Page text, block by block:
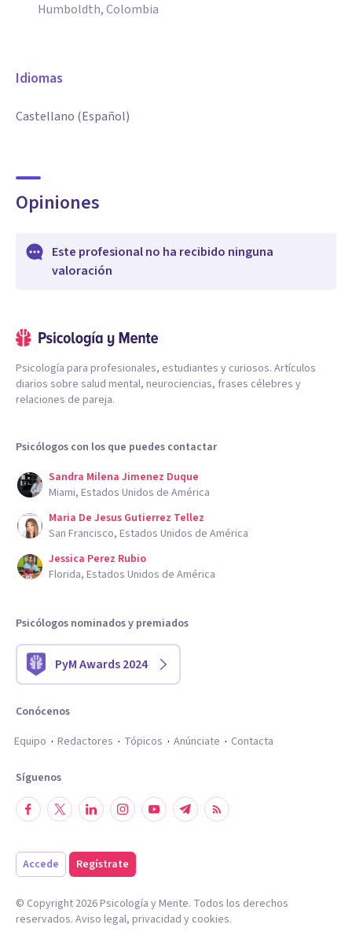
Humboldth, Colombia
Idiomas
Castellano (Español)
Opiniones
Este profesional no ha recibido ninguna
valoración
Psicología para profesionales, estudiantes y curiosos. Artículos
diarios sobre salud mental, neurociencias, frases célebres y
relaciones de pareja.
Psicólogos con los que puedes contactar
Sandra Milena Jimenez Duque
Miami, Estados Unidos de América
Maria De Jesus Gutierrez Tellez
San Francisco, Estados Unidos de América
Jessica Perez Rubio
Florida, Estados Unidos de América
Psicólogos nominados y premiados
PyM Awards 2024
Conócenos
Equipo
Redactores Tópicos Anúnciate Contacta
Síguenos
Accede Regístrate
© Copyright 2026Psicología y Mente. Todos los derechos
reservados. Aviso legal, privacidad y cookies.